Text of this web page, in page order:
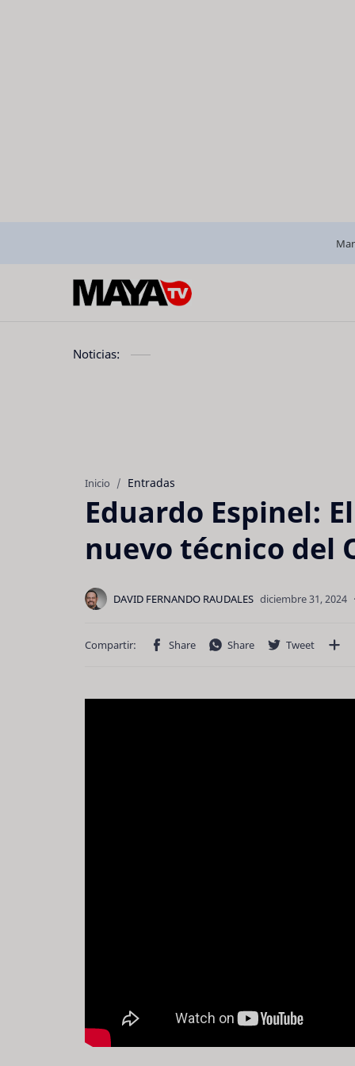
Noticias:
Inicio Entradas
Eduardo Espinel:
nuevo técnico del